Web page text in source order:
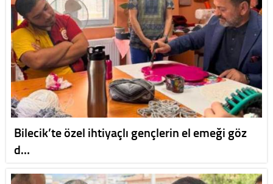
Bilecik’te özel ihtiyaçlı gençlerin el emeği göz
d…